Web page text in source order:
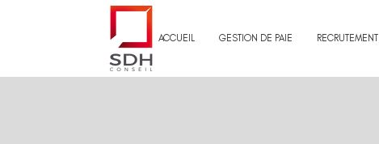
ACCUEIL GESTION DE PAIE RECRUTEMENT